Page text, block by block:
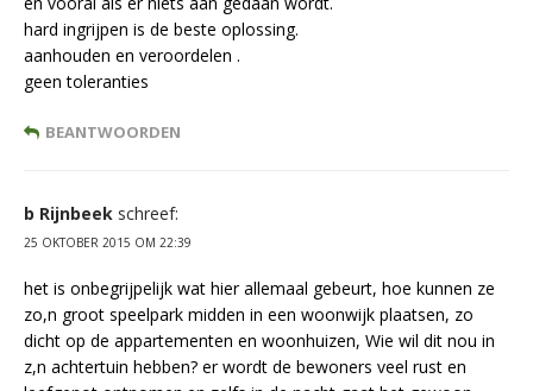
hard ingrijpen is de beste oplossing.
aanhouden en veroordelen .
geen toleranties
BEANTWOORDEN
b Rijnbeek schreef:
25 OKTOBER 2015 OM 22:39
het is onbegrijpelijk wat hier allemaal gebeurt, hoe kunnen ze
zo,n groot speelpark midden in een woonwijk plaatsen, zo
dicht op de appartementen en woonhuizen, Wie wil dit nou in
z,n achtertuin hebben? er wordt de bewoners veel rust en